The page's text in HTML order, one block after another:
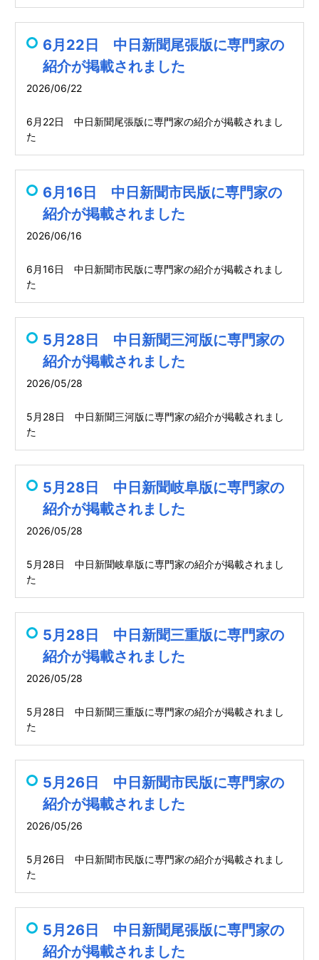
6月22日 中日新聞尾張版に専門家の
紹介が掲載されました
2026/06/22
6月22日 中日新聞尾張版に専門家の紹介が掲載されまし
た
6月16日 中日新聞市民版に専門家の
紹介が掲載されました
2026/06/16
6月16日 中日新聞市民版に専門家の紹介が掲載されまし
た
5月28日 中日新聞三河版に専門家の
紹介が掲載されました
2026/05/28
5月28日 中日新聞三河版に専門家の紹介が掲載されまし
た
5月28日 中日新聞岐阜版に専門家の
紹介が掲載されました
2026/05/28
5月28日 中日新聞岐阜版に専門家の紹介が掲載されまし
た
5月28日 中日新聞三重版に専門家の
紹介が掲載されました
2026/05/28
5月28日 中日新聞三重版に専門家の紹介が掲載されまし
た
5月26日 中日新聞市民版に専門家の
紹介が掲載されました
2026/05/26
5月26日 中日新聞市民版に専門家の紹介が掲載されまし
た
5月26日 中日新聞尾張版に専門家の
紹介が掲載されました